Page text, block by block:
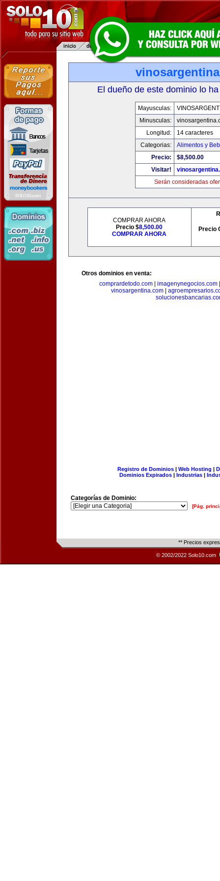
El dueño de este dominio lo
Mayusculas:
Minusculas:
Longitud:
14 caracteres
Categorias:
Alimentos y
Precio:
$8,500.00
Visitar!
Serán consideradas
COMPRAR AHORA
Precio $8,500.00
COMPRAR AHORA
Precio
Otros dominios en venta:
comprardetodo.com
imagenynegocios.com
vinosargentina.com|
Registro de Dominios| Web Hosting |
Dominios Expirados | Industrias |
Categorías de Dominio:
[Pág.
** Precios
© 2002/2022 Solo10.com